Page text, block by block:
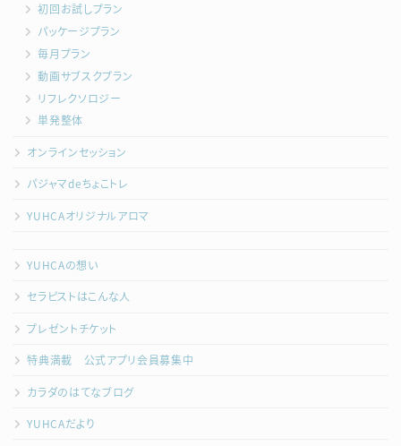
初回お試しプラン
パッケージプラン
毎月プラン
動画サブスクプラン
リフレクソロジー
単発整体
オンラインセッション
パジャマdeちょこトレ
YUHCAオリジナルアロマ
YUHCAの想い
セラピストはこんな人
プレゼントチケット
特典満載 公式アプリ会員募集中
カラダのはてなブログ
YUHCAだより